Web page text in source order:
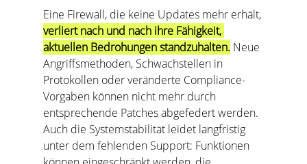
Eine Firewall, die keine Updates mehr erhält,
verliert nach und nach ihre Fähigkeit,
aktuellen Bedrohungen standzuhalten. Neue
Angriffsmethoden, Schwachstellen in
Protokollen oder veränderte Compliance-
Vorgaben können nicht mehr durch
entsprechende Patches abgefedert werden.
Auch die Systemstabilität leidet langfristig
unter dem fehlenden Support: Funktionen